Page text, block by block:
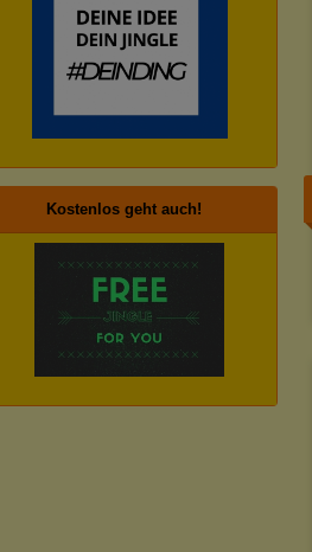
Kostenlos geht auch!